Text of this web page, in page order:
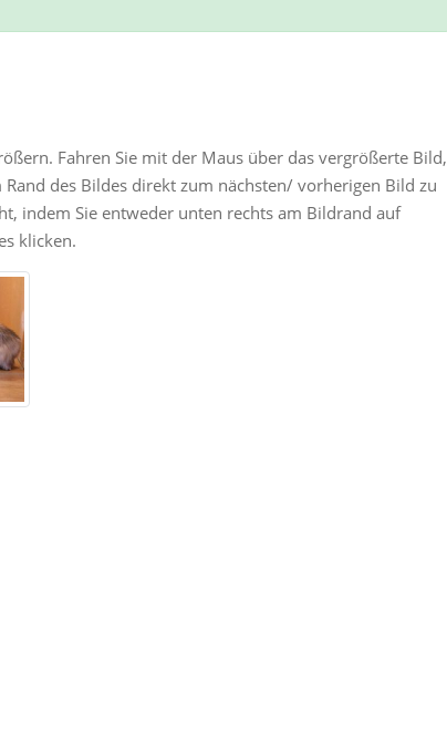
Fahren Sie mit der Maus über das vergrößerte Bild,
des Bildes direkt zum nächsten/ vorherigen Bild zu
indem Sie entweder unten rechts am Bildrand auf
klicken.